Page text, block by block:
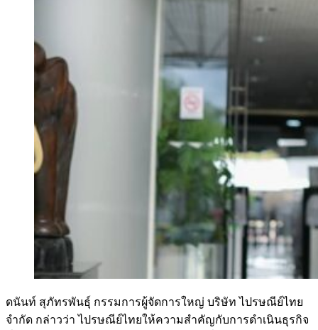
ดนันท์ สุภัทรพันธุ์ กรรมการผู้จัดการใหญ่ บริษัท ไปรษณีย์ไทย
จำกัด กล่าวว่า ไปรษณีย์ไทยให้ความสำคัญกับการดำเนินธุรกิจ